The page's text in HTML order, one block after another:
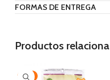
FORMAS DE ENTREGA
Productos
-11%